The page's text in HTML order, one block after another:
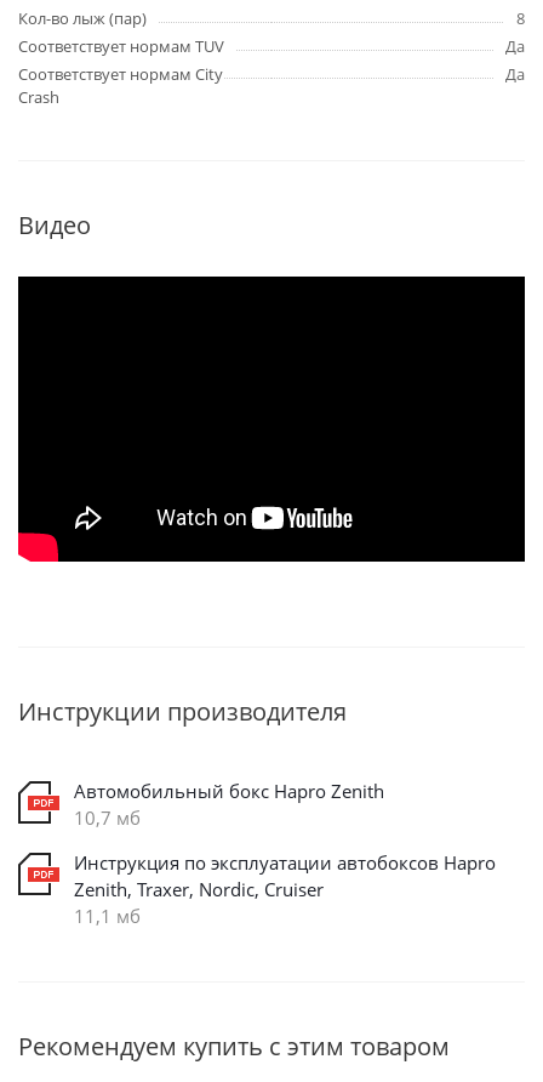
Кол-во лыж (пар)
8
Соответствует нормам TUV
Да
Соответствует нормам City
Crash
Да
Видео
Инструкции производителя
Автомобильный бокс Hapro Zenith
10,7 мб
Инструкция по эксплуатации автобоксов Hapro
Zenith, Traxer, Nordic, Cruiser
11,1 мб
Рекомендуем купить с этим товаром